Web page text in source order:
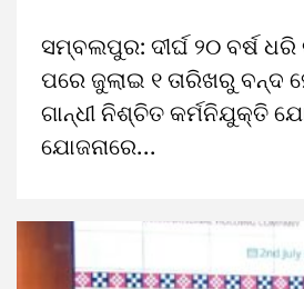
ସମ୍ବଲପୁର: ଦୀର୍ଘ ୨୦ ବର୍ଷ ଧରି
ପରେ ଜୁଲାଇ ୧ ତାରିଖରୁ ବନ୍ଦ
ଗାନ୍ଧୀ ନିଶ୍ଚିତ କର୍ମନିଯୁକ୍ତି
ଯୋଜନାରେ...